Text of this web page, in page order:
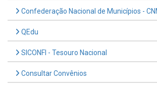
QEdu
SICONFI - Tesouro Nacional
Consultar Convênios
Receber Informações sobre novos